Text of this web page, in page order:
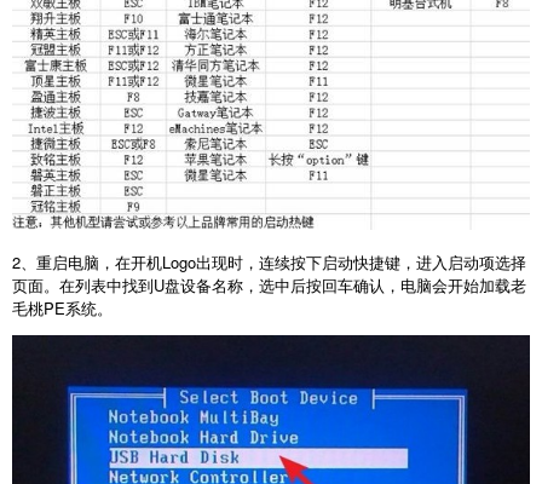
2、重启电脑，在开机Logo出现时，连续按下启动快捷键，进入启动项选择
页面。在列表中找到U盘设备名称，选中后按回车确认，电脑会开始加载老
毛桃PE系统。